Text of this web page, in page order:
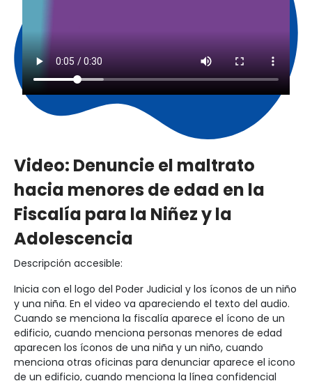
Video: Denuncie el maltrato
hacia menores de edad en la
Fiscalía para la Niñez y la
Adolescencia
Descripción accesible:
Inicia con el logo del Poder Judicial y los íconos de un niño
y una niña. En el video va apareciendo el texto del audio.
Cuando se menciona la fiscalía aparece el ícono de un
edificio, cuando menciona personas menores de edad
aparecen los íconos de una niña y un niño, cuando
menciona otras oficinas para denunciar aparece el icono
de un edificio, cuando menciona la línea confidencial